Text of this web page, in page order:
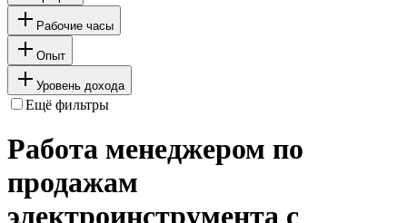
Рабочие часы
Опыт
Уровень дохода
Ещё фильтры
Работа менеджером по
продажам
электроинструмента с